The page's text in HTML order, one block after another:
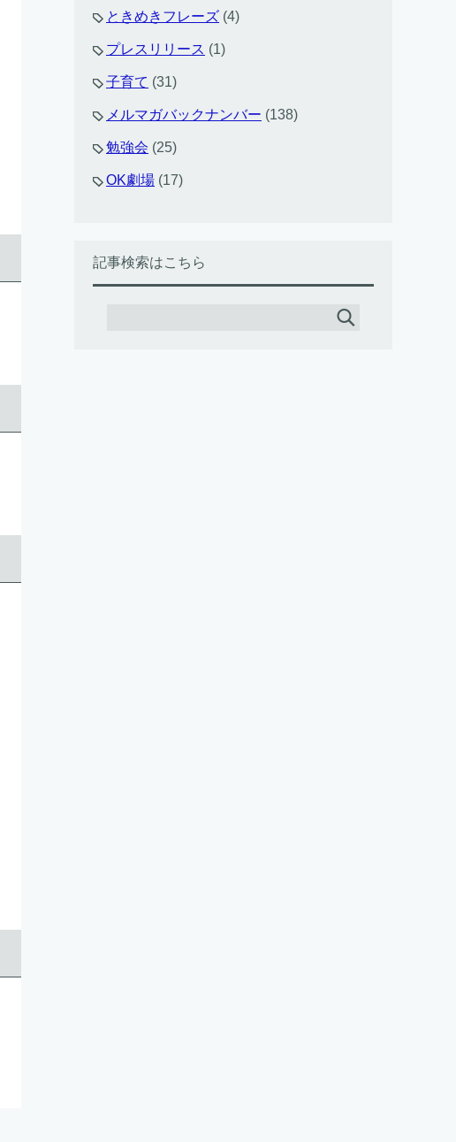
ときめきフレーズ (4)
プレスリリース (1)
子育て (31)
メルマガバックナンバー (138)
勉強会 (25)
OK劇場 (17)
記事検索はこちら